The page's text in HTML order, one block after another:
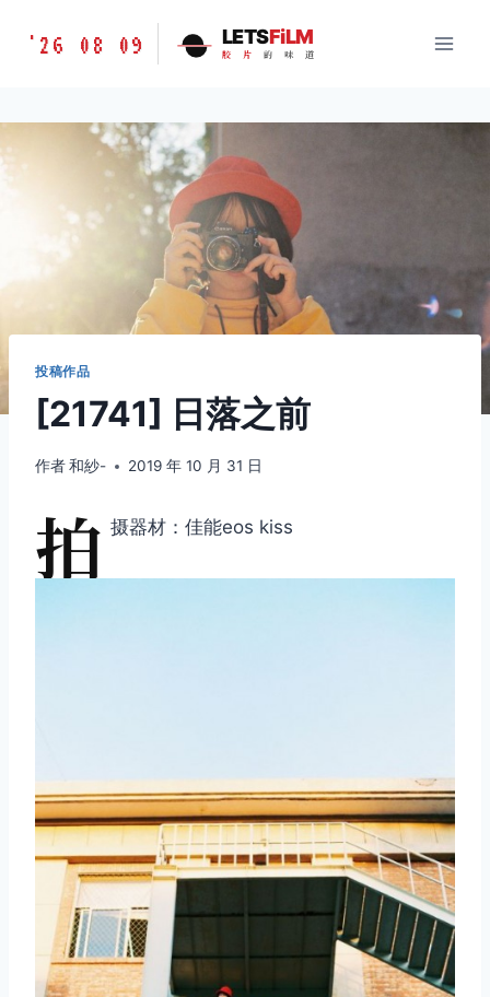
胶
味
LETSFILM
'26 08 09 LETSFiLM
胶 片 的 味 道
投稿作品
[21741] 日落之前
作者和紗- 2019 年 10 月 31 日
拍 摄器材：佳能eos kiss